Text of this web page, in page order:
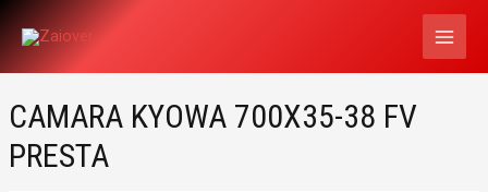
CAMARA KYOWA 700X35-38 FV
PRESTA